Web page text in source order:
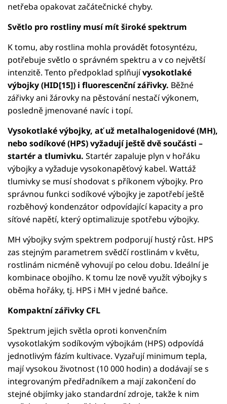
netřeba opakovat začátečnické chyby.
Světlo pro rostliny musí mít široké spektrum
K tomu, aby rostlina mohla provádět fotosyntézu,
potřebuje světlo o správném spektru a v co největší
intenzitě. Tento předpoklad splňujívysokotlaké
výbojky (HID[15]) i fluorescenční zářivky. Běžné
zářivky ani žárovky na pěstování nestačí výkonem,
posledně jmenované navíc i topí.
Vysokotlaké výbojky, ať už metalhalogenidové (MH),
nebo sodíkové (HPS) vyžadují ještě dvě součásti –
startér a tlumivku. Startér zapaluje plyn v hořáku
výbojky a vyžaduje vysokonapěťový kabel. Wattáž
tlumivky se musí shodovat s příkonem výbojky. Pro
správnou funkci sodíkové výbojky je zapotřebí ještě
rozběhový kondenzátor odpovídající kapacity a pro
síťové napětí, který optimalizuje spotřebu výbojky.
MH výbojky svým spektrem podporují hustý růst. HPS
zas stejným parametrem svědčí rostlinám v květu,
rostlinám nicméně vyhovují po celou dobu. Ideální je
kombinace obojího. K tomu lze nově využít výbojky s
oběma hořáky, tj. HPS i MH v jedné baňce.
Kompaktní zářivky CFL
Spektrum jejich světla oproti konvenčním
vysokotlakým sodíkovým výbojkám (HPS) odpovídá
jednotlivým fázím kultivace. Vyzařují minimum tepla,
mají vysokou životnost (10 000 hodin) a dodávají se s
integrovaným předřadníkem a mají zakončení do
stejné objímky jako standardní zdroje, takže k nim